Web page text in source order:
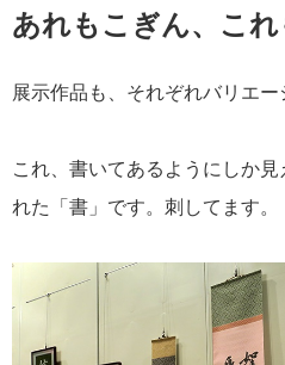
あれもこぎん、こ
展示作品も、それぞれバリエー
これ、書いてあるようにしか
れた「書」です。刺してます。